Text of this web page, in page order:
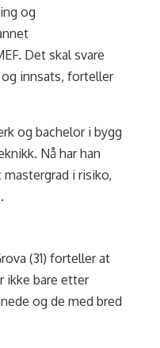
og
Det skal svare
innsats, forteller
og bachelor i bygg
Nå har han
i risiko,
(31) forteller at
ikke bare etter
og de med bred